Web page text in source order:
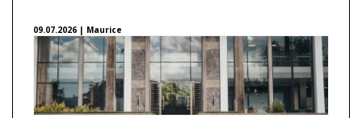
09.07.2026 | Maurice